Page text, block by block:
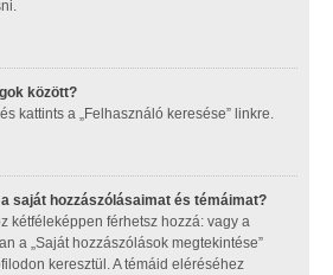
között?
kattints a „Felhasználó keresése” linkre.
saját hozzászólásaimat és témáimat?
kétféleképpen férhetsz hozzá: vagy a
a „Saját hozzászólások megtekintése”
keresztül. A témáid eléréséhez